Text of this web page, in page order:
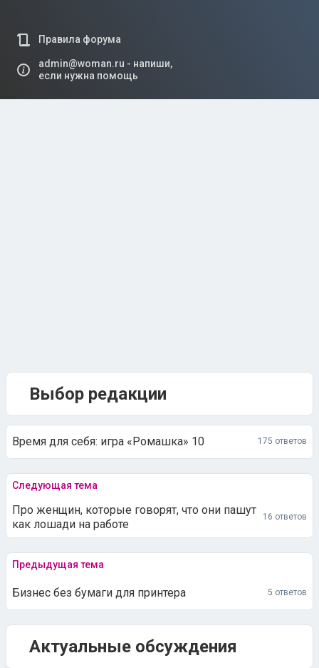
Правила форума
admin@woman.ru - напиши,
если нужна помощь
Выбор редакции
Время для себя: игра «Ромашка» 10 175 ответов
Следующая тема
Про женщин, которые говорят, что они пашут
как лошади на работе
16 ответов
Предыдущая тема
Бизнес без бумаги для принтера 5 ответов
Актуальные обсуждения